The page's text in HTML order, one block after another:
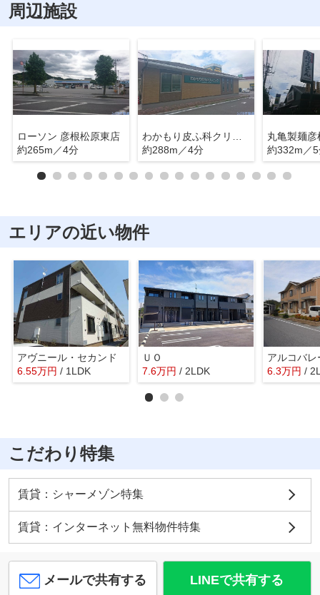
周辺施設
ローソン 彦根松原東店
約265m／4分
約288m／4分
丸亀製麺彦
約332m／
エリアの近い物件
アヴニール・セカンド
6.55万円 / 1LDK
ＵＯ
7.6万円 / 2LDK
アルコバレ
6.3万円 /
こだわり特集
賃貸：シャーメゾン特集
賃貸：インターネット無料物件特集
メールで共有する LINEで共有する